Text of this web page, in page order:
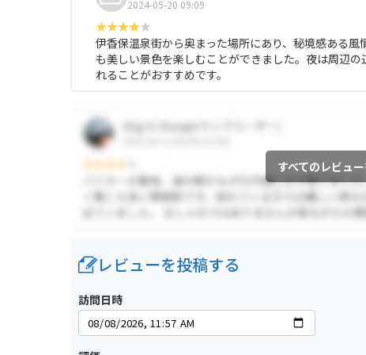
2024-05-20 09:09
伊香保温泉街から奥まった場所にあり、秘境感ある
も美しい景色を楽しむことができました。夜は周辺
れることがおすすめです。
すべてのレビュ
レビューを投稿する
訪問日時